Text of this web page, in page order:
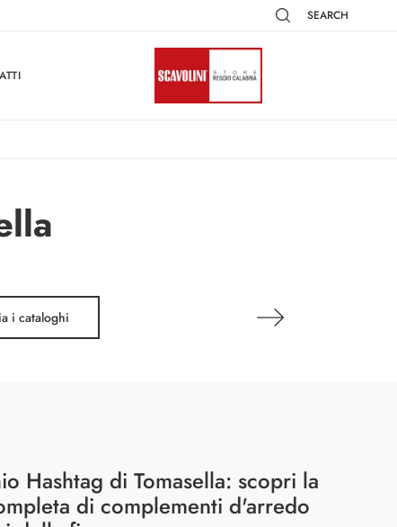
SEARCH
i cataloghi
Hashtag di Tomasella: scopri la
di complementi d'arredo